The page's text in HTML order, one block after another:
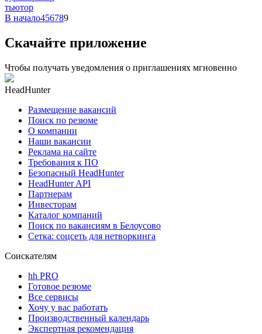
тьютор
В начало456789
Скачайте приложение
Чтобы получать уведомления о приглашениях мгновенно
HeadHunter
Размещение вакансий
Поиск по резюме
О компании
Наши вакансии
Реклама на сайте
Требования к ПО
Безопасный HeadHunter
HeadHunter API
Партнерам
Инвесторам
Каталог компаний
Поиск по вакансиям в Белоусово
Сетка: соцсеть для нетворкинга
Соискателям
hh PRO
Готовое резюме
Все сервисы
Хочу у вас работать
Производственный календарь
Экспертная рекомендация